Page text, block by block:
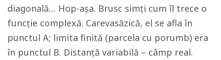
diagonală… Hop-așa. Brusc simți cum îl trece o
funcție complexă. Carevasăzică, el se afla în
punctul A; limita finită (parcela cu porumb) era
în punctul B. Distanță variabilă – câmp real.